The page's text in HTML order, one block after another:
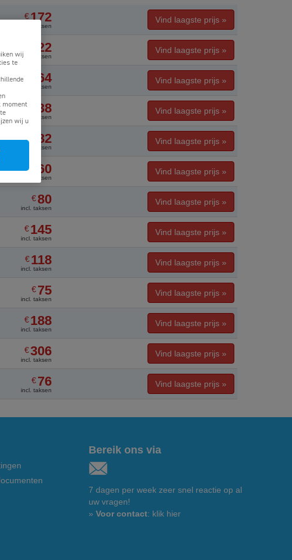
€172
incl. taksen
Vind laagste prijs »
322
incl. taksen
Vind laagste prijs »
164
incl. taksen
Vind laagste prijs »
€ 338
incl. taksen
Vind laagste prijs »
82
incl. taksen
Vind laagste prijs »
€ 160
incl. taksen
Vind laagste prijs »
€80
incl. taksen
Vind laagste prijs »
€145
incl. taksen
Vind laagste prijs »
€118
incl. taksen
Vind laagste prijs »
€75
incl. taksen
Vind laagste prijs »
€188
incl. taksen
Vind laagste prijs »
€306
incl. taksen
Vind laagste prijs »
€76
incl. taksen
Vind laagste prijs »
Bereik ons via
7 dagen per week zeer snel reactie op al
uw vragen!
» Voor contact: klik hier
wij
te
moment
wij u